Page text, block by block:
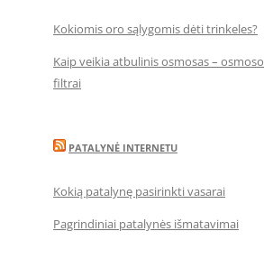
Kokiomis oro sąlygomis dėti trinkeles?
Kaip veikia atbulinis osmosas – osmoso
filtrai
PATALYNĖ INTERNETU
Kokią patalynę pasirinkti vasarai
Pagrindiniai patalynės išmatavimai